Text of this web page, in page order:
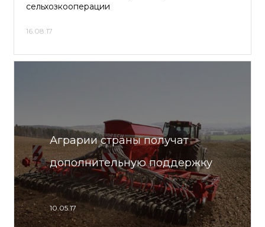
сельхозкооперации
16.08.17
Аграрии страны получат
дополнительную поддержку
10.05.17